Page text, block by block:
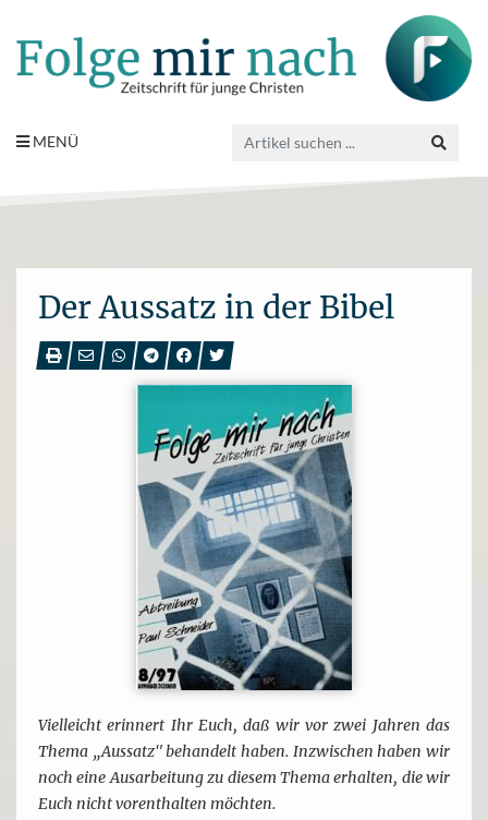
MENÜ
Der Aussatz in der Bibel
Vielleicht erinnert Ihr Euch, daß wir vor zwei Jahren das
Thema „Aussatz" behandelt haben. Inzwischen haben wir
noch eine Ausarbeitung zu diesem Thema erhalten, die wir
Euch nicht vorenthalten möchten.